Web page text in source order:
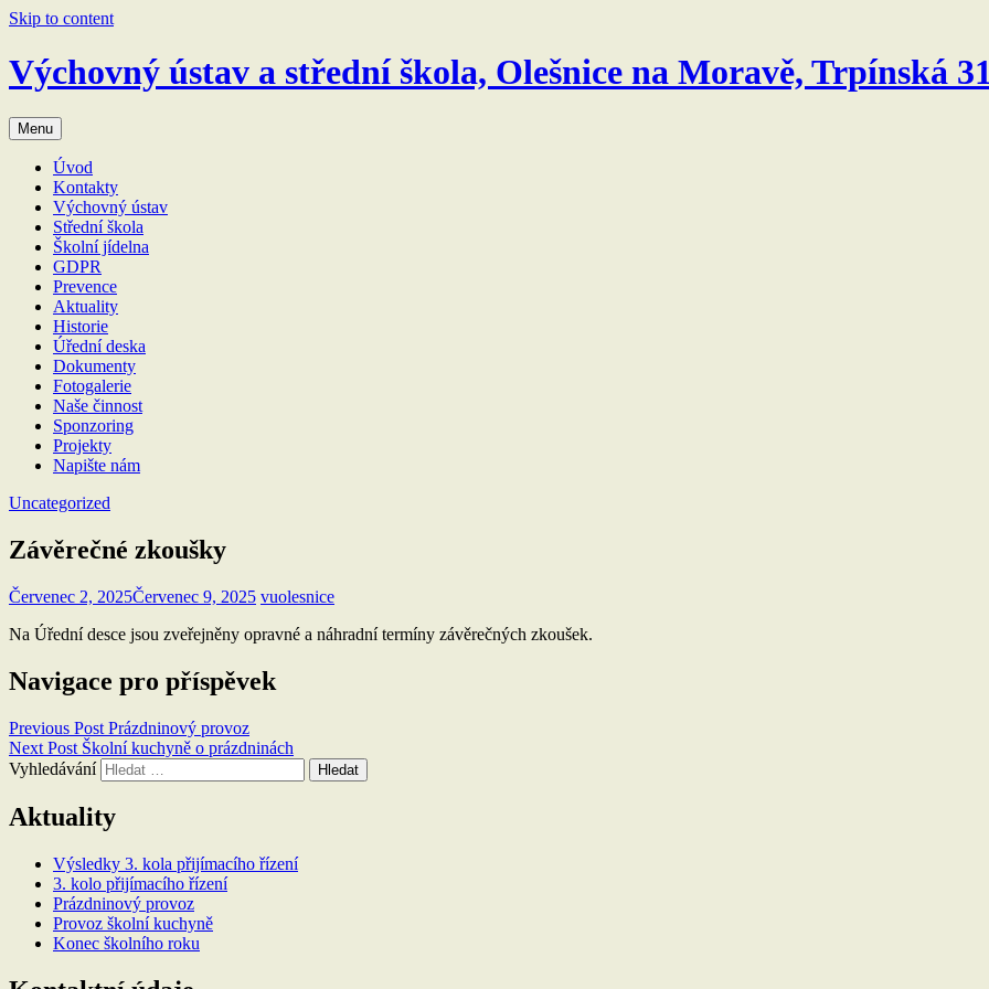
Skip to content
Výchovný ústav a střední škola, Olešnice na Moravě, Trpínská
Menu
Úvod
Kontakty
Výchovný ústav
Střední škola
Školní jídelna
GDPR
Prevence
Aktuality
Historie
Úřední deska
Dokumenty
Fotogalerie
Naše činnost
Sponzoring
Projekty
Napište nám
Uncategorized
Závěrečné zkoušky
Červenec 2, 2025Červenec 9, 2025 vuolesnice
Na Úřední desce jsou zveřejněny opravné a náhradní termíny závěrečných zkoušek.
Navigace pro příspěvek
Previous Post Prázdninový provoz
Next Post Školní kuchyně o prázdninách
Vyhledávání
Aktuality
Výsledky 3. kola přijímacího řízení
3. kolo přijímacího řízení
Prázdninový provoz
Provoz školní kuchyně
Konec školního roku